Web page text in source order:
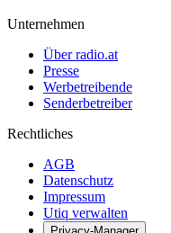
Unternehmen
Über radio.at
Presse
Werbetreibende
Senderbetreiber
Rechtliches
AGB
Datenschutz
Impressum
Utiq verwalten